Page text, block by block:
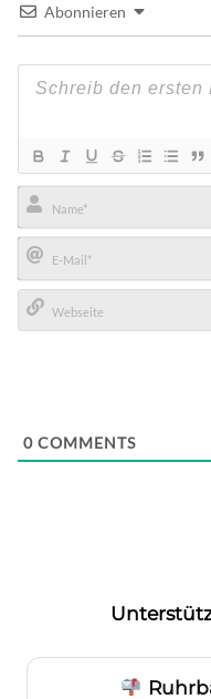
Abonnieren
Name*
E-
Mail*
0 COMMENTS